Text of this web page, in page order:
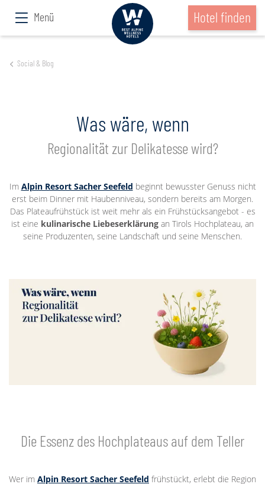
Menü Hotel finden
Social & Blog
Was wäre, wenn
Regionalität zur Delikatesse wird?
Im Alpin Resort Sacher Seefeld beginnt bewusster Genuss nicht
erst beim Dinner mit Haubenniveau, sondern bereits am Morgen.
Das Plateaufrühstück ist weit mehr als ein Frühstücksangebot - es
ist eine kulinarische Liebeserklärung an Tirols Hochplateau, an
seine Produzenten, seine Landschaft und seine Menschen.
Die Essenz des Hochplateaus auf dem Teller
Wer im Alpin Resort Sacher Seefeld frühstückt, erlebt die Region